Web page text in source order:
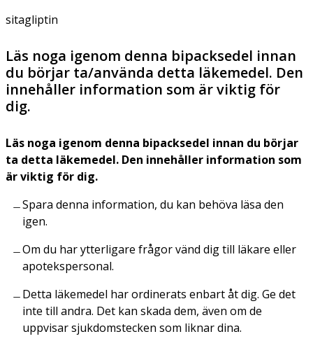
sitagliptin
Läs noga igenom denna bipacksedel innan
du börjar ta/använda detta läkemedel. Den
innehåller information som är viktig för
dig.
Läs noga igenom denna bipacksedel innan du börjar
ta detta läkemedel. Den innehåller information som
är viktig för dig.
Spara denna information, du kan behöva läsa den
igen.
Om du har ytterligare frågor vänd dig till läkare eller
apotekspersonal.
Detta läkemedel har ordinerats enbart åt dig. Ge det
inte till andra. Det kan skada dem, även om de
uppvisar sjukdomstecken som liknar dina.